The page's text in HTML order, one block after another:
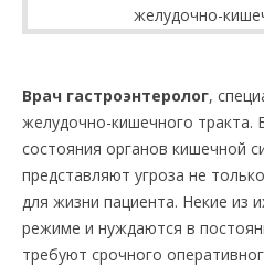
Врач гастроэнтеролог,
желудочно-кишечного тракта.
состояния органов кишечной
представляют угроза не
для жизни пациента. Некие из
режиме и нуждаются в
требуют срочного